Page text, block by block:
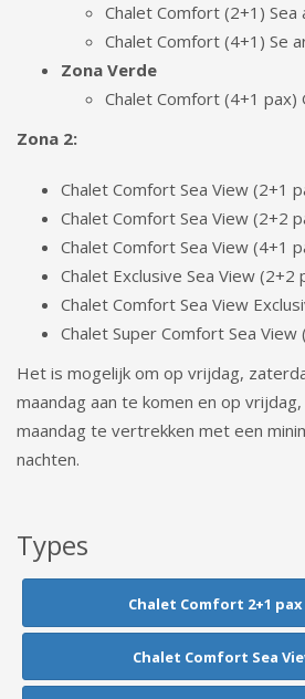
Chalet Comfort (2+1) Sea
Chalet Comfort (4+1) Se
Zona Verde
Chalet Comfort (4+1 pax)
Zona 2:
Chalet Comfort Sea View (2+1
Chalet Comfort Sea View (2+2
Chalet Comfort Sea View (4+1
Chalet Exclusive Sea View (2+2
Chalet Comfort Sea View
Chalet Super Comfort Sea View
Het is mogelijk om op vrijdag,
maandag aan te komen en op
maandag te vertrekken met een
nachten.
Types
Chalet Comfort 2+1 pax
Chalet Comfort Sea